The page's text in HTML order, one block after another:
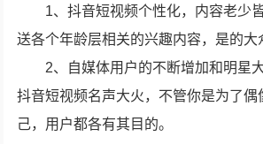
1、抖音短视频个性化，内容老少
送各个年龄层相关的兴趣内容，是的大
2、自媒体用户的不断增加和明星
抖音短视频名声大火，不管你是为了偶
己，用户都各有其目的。